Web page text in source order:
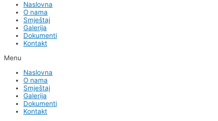
Naslovna
O nama
Smještaj
Galerija
Dokumenti
Kontakt
Menu
Naslovna
O nama
Smještaj
Galerija
Dokumenti
Kontakt